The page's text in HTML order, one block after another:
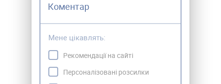
Мене цікавлять:
Рекомендації на сайті
Персоналізовані розсилки